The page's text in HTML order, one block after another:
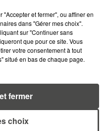
et fermer", ou affiner en
dans "Gérer mes choix".
sur "Continuer sans
que pour ce site. Vous
votre consentement à tout
situé en bas de chaque page.
choix
fermer